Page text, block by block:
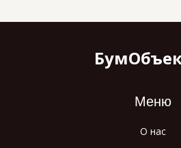
Меню
О нас